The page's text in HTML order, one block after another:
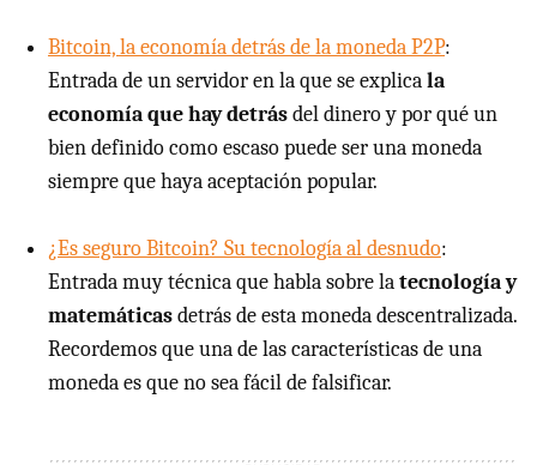
Bitcoin, la economía detrás de la moneda P2P:
Entrada de un servidor en la que se explicala
economía que hay detrásdel dinero y por qué un
bien definido como escaso puede ser una moneda
siempre que haya aceptación popular.
¿Es seguro Bitcoin? Su tecnología al desnudo:
Entrada muy técnica que habla sobre latecnología y
matemáticasdetrás de esta moneda descentralizada.
Recordemos que una de las características de una
moneda es que no sea fácil de falsificar.